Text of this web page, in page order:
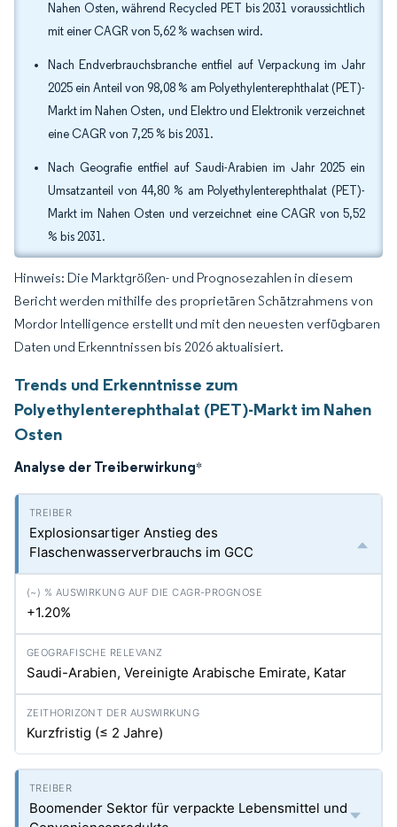
Nahen Osten, während Recycled PET bis 2031 voraussichtlich
mit einer CAGR von 5,62 % wachsen wird.
Nach Endverbrauchsbranche entfiel auf Verpackung im Jahr
2025 ein Anteil von 98,08 % am Polyethylenterephthalat (PET)-
Markt im Nahen Osten, und Elektro und Elektronik verzeichnet
eine CAGR von 7,25 % bis 2031.
Nach Geografie entfiel auf Saudi-Arabien im Jahr 2025 ein
Umsatzanteil von 44,80 % am Polyethylenterephthalat (PET)-
Markt im Nahen Osten und verzeichnet eine CAGR von 5,52
% bis 2031.
Hinweis: Die Marktgrößen- und Prognosezahlen in diesem
Bericht werden mithilfe des proprietären Schätzrahmens von
Mordor Intelligence erstellt und mit den neuesten verfügbaren
Daten und Erkenntnissen bis 2026 aktualisiert.
Trends und Erkenntnisse zum
Polyethylenterephthalat (PET)-Markt im Nahen
Osten
Analyse der Treiberwirkung*
Explosionsartiger Anstieg des
Flaschenwasserverbrauchs im GCC
+1.20%
Saudi-Arabien, Vereinigte Arabische Emirate, Katar
Kurzfristig (≤ 2 Jahre)
Boomender Sektor für verpackte Lebensmittel und